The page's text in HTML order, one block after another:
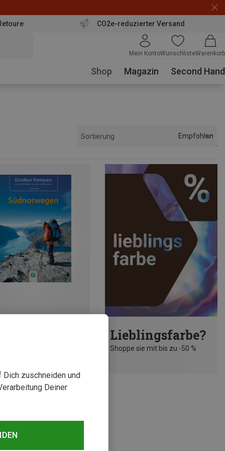
CO2e-reduzierter Versand
Mein KontoWunschlisteWarenkorb
Shop Magazin Second Hand
Sortierung Empfohlen
Lieblingsfarbe?
Shoppe sie mit bis zu -50 %
zuschneiden und
Deiner